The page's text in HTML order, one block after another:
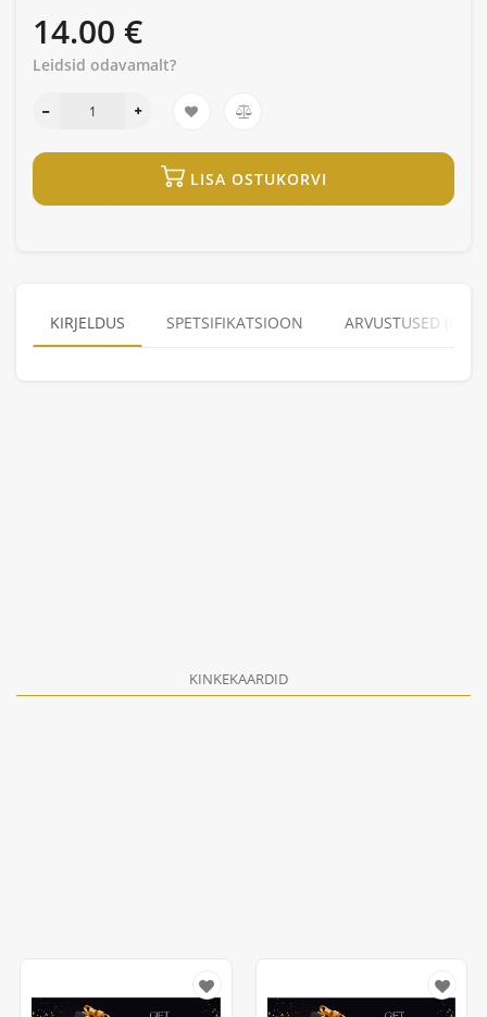
14.00 €
Leidsid odavamalt?
LISA OSTUKORVI
KIRJELDUS SPETSIFIKATSIOON ARVUSTUSED (0)
KINKEKAARDID